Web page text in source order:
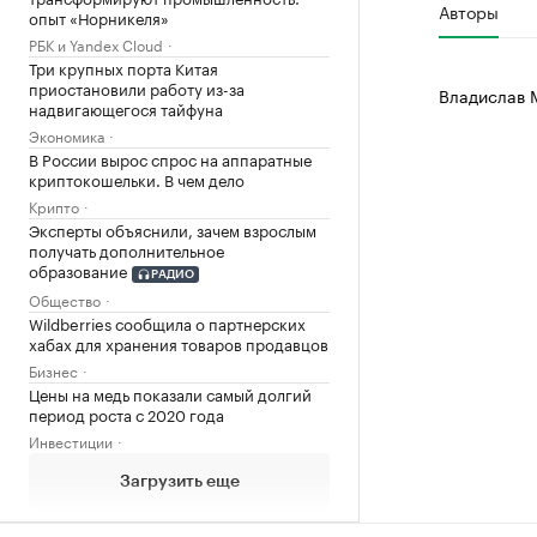
опыт «Норникеля»
РБК и Yandex Cloud
Три крупных порта Китая
приостановили работу из-за
надвигающегося тайфуна
Экономика
В России вырос спрос на аппаратные
криптокошельки. В чем дело
Крипто
Эксперты объяснили, зачем взрослым
получать дополнительное
образование
РАДИО
Общество
Wildberries сообщила о партнерских
хабах для хранения товаров продавцов
Бизнес
Цены на медь показали самый долгий
период роста с 2020 года
Инвестиции
Загрузить еще
Авторы
Владислав